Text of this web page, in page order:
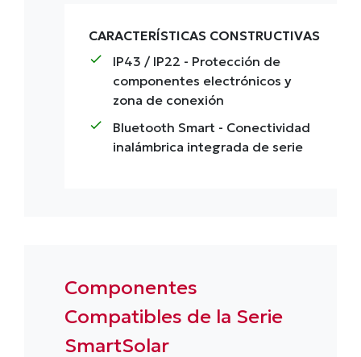
CARACTERÍSTICAS CONSTRUCTIVAS
check IP43 / IP22 - Protección de
componentes electrónicos y
zona de conexión
check Bluetooth Smart - Conectividad
inalámbrica integrada de serie
Componentes
Compatibles de la Serie
SmartSolar